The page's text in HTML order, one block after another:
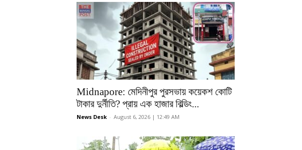
Midnapore: মেদিনীপুর পুরসভায় কয়েকশ কোটি
টাকার দুর্নীতি? প্রায় এক হাজার বিল্ডিং...
News Desk - August 6, 2026 | 12:49 AM